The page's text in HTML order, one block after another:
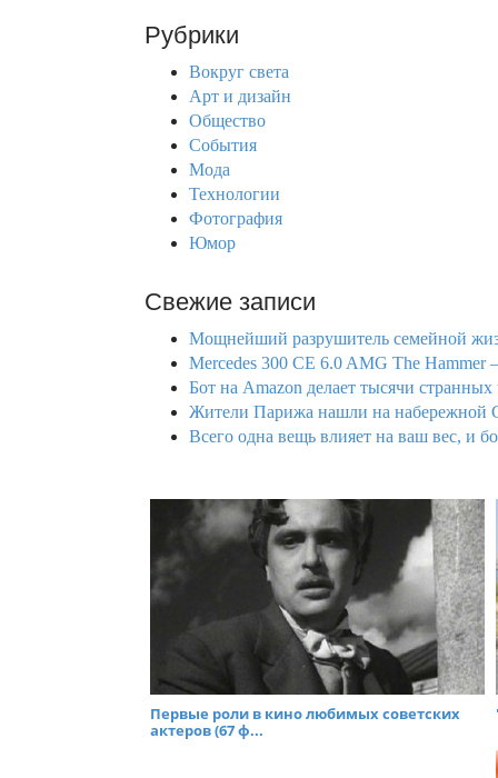
c
Рубрики
Вокруг света
Арт и дизайн
Общество
События
Мода
Технологии
Фотография
Юмор
Свежие записи
Мощнейший разрушитель семейной
Mercedes 300 CE 6.0 AMG The
Бот на Amazon делает тысячи
Жители Парижа нашли на набережной
Всего одна вещь влияет на ваш вес, и
Первые роли в кино любимых советских
актеров (67 ф...